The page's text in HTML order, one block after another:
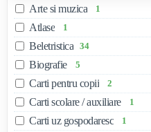
Arte si muzica 1
Atlase 1
Beletristica 34
Biografie 5
Carti pentru copii 2
Carti scolare / auxiliare 1
Carti uz gospodaresc 1